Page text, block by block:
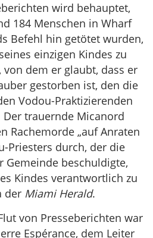
wird behauptet,
184 Menschen in Wharf
Befehl hin getötet wurden,
einzigen Kindes zu
von dem er glaubt, dass er
gestorben ist, den die
Vodou-Praktizierenden
trauernde Micanord
Rachemorde „auf Anraten
Priesters durch, der die
Gemeinde beschuldigte,
Kindes verantwortlich zu
der Miami Herald.
von Presseberichten war
Espérance, dem Leiter